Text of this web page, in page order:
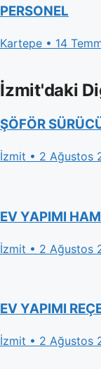
PERSONEL
Kartepe • 14
İzmit'daki
ŞÖFÖR
İzmit • 2 Ağustos
EV YAPIMI
İzmit • 2 Ağustos
EV YAPIMI
İzmit • 2 Ağustos